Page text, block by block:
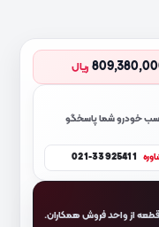
ریال
خودرو شما پاسخگو
021-33925411
از واحد فروش همکاران.